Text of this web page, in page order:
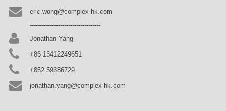
eric.wong@complex-hk.com
-----------------------------------
Jonathan Yang
+86 13412249651
+852 59386729
jonathan.yang@complex-hk.com